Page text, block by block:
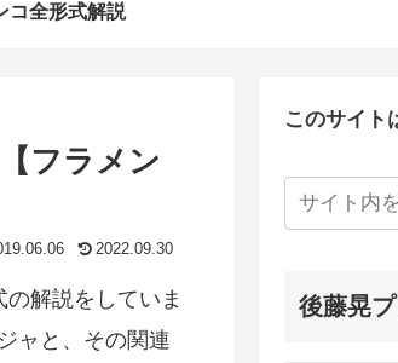
コ全形式解説
フラメン
2022.09.30
解説をしていま
ャと、その関連
このサイト
後藤晃